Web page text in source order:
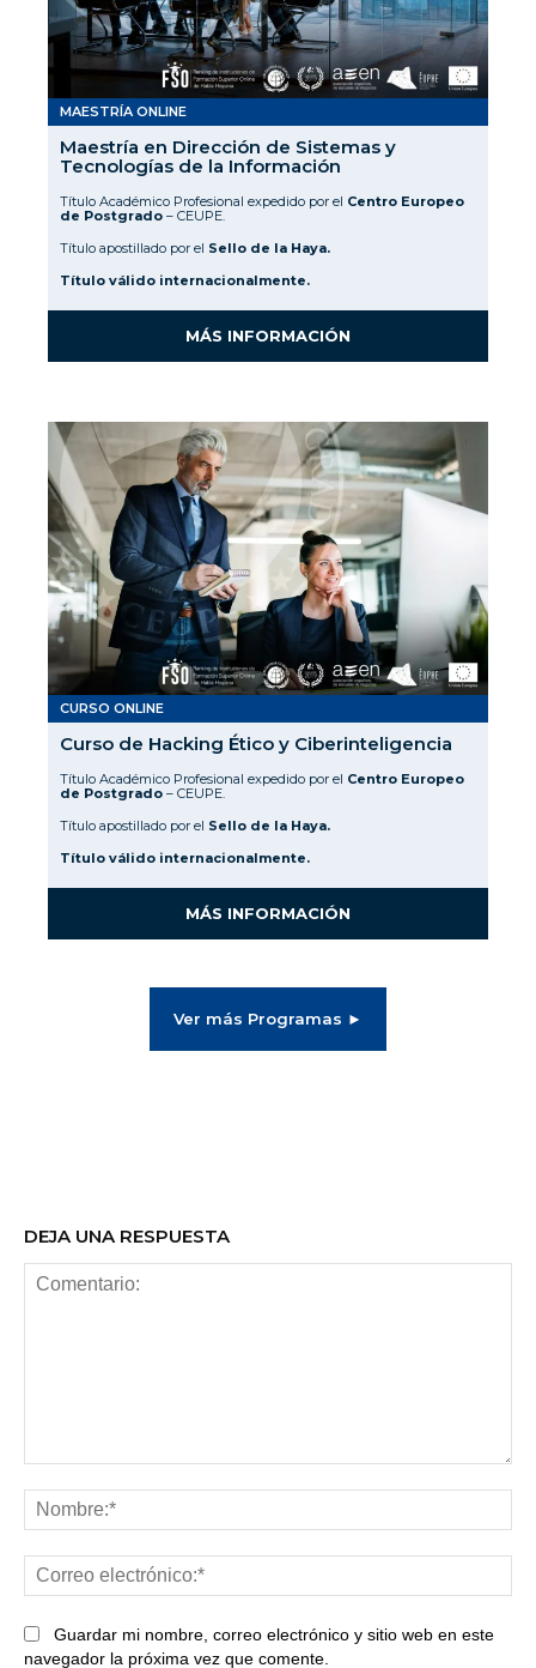
MAESTRÍA ONLINE
Maestría en Dirección de Sistemas y
Tecnologías de la Información
Título Académico Profesional expedido por el Centro Europeo
de Postgrado – CEUPE.
Título apostillado por el Sello de la Haya.
Título válido internacionalmente.
MÁS INFORMACIÓN
CURSO ONLINE
Curso de Hacking Ético y Ciberinteligencia
Título Académico Profesional expedido por el Centro Europeo
de Postgrado – CEUPE.
Título apostillado por el Sello de la Haya.
Título válido internacionalmente.
MÁS INFORMACIÓN
Ver más Programas ►
DEJA UNA RESPUESTA
Guardar mi nombre, correo electrónico y sitio web en este
navegador la próxima vez que comente.